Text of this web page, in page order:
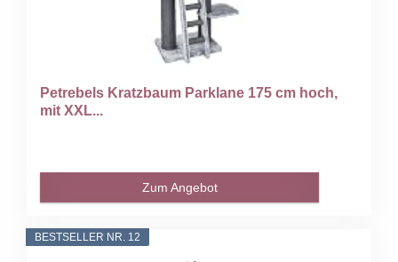
Petrebels Kratzbaum Parklane 175 cm hoch,
mit XXL...
Zum Angebot
BESTSELLER NR. 12